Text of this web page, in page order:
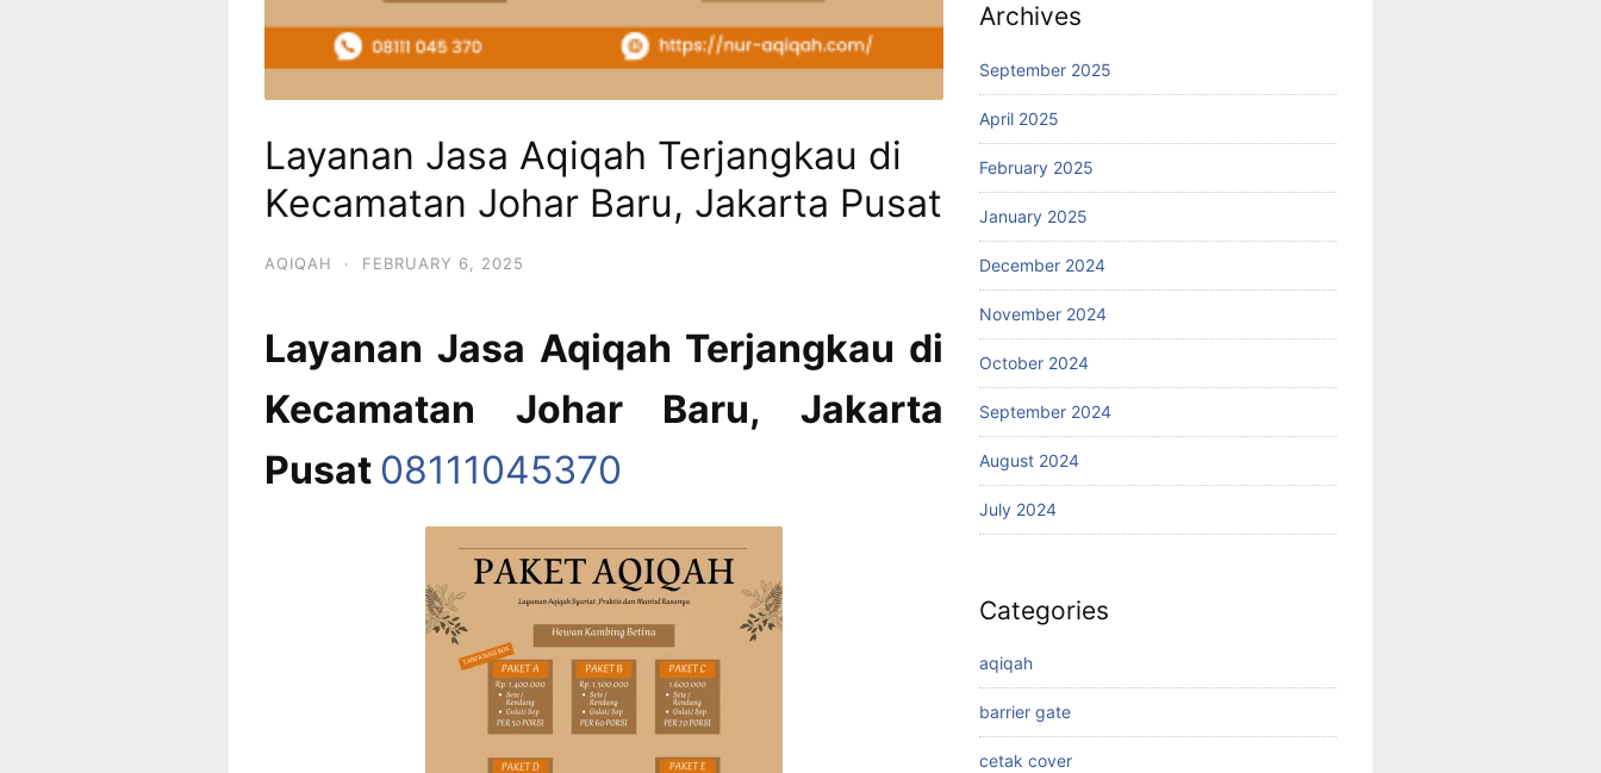
Layanan Jasa Aqiqah Terjangkau di
Kecamatan Johar Baru, Jakarta Pusat
AQIQAH · FEBRUARY 6, 2025
Layanan Jasa Aqiqah Terjangkau di
Kecamatan Johar Baru, Jakarta
Pusat 08111045370
Archives
September 2025
April 2025
February 2025
January 2025
December 2024
November 2024
October 2024
September 2024
August 2024
July 2024
Categories
aqiqah
barrier gate
cetak cover